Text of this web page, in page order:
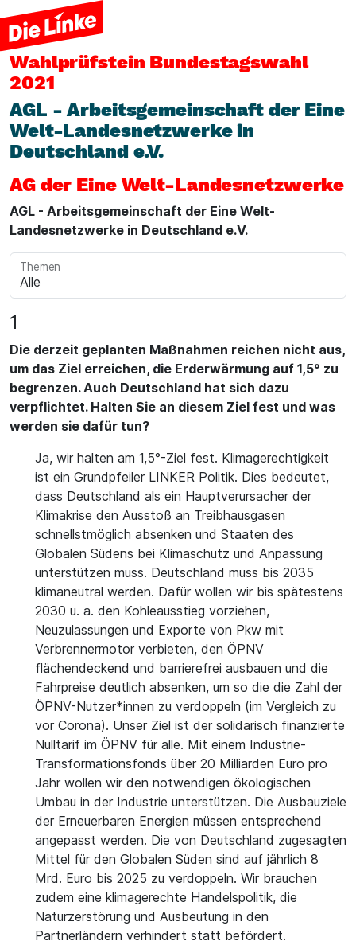
Wahlprüfstein Bundestagswahl
2021
AGL - Arbeitsgemeinschaft der Eine
Welt-Landesnetzwerke in
Deutschland e.V.
AG der Eine Welt-Landesnetzwerke
AGL - Arbeitsgemeinschaft der Eine Welt-
Landesnetzwerke in Deutschland e.V.
Themen
1
Die derzeit geplanten Maßnahmen reichen nicht aus,
um das Ziel erreichen, die Erderwärmung auf 1,5° zu
begrenzen. Auch Deutschland hat sich dazu
verpflichtet. Halten Sie an diesem Ziel fest und was
werden sie dafür tun?
Ja, wir halten am 1,5°-Ziel fest. Klimagerechtigkeit
ist ein Grundpfeiler LINKER Politik. Dies bedeutet,
dass Deutschland als ein Hauptverursacher der
Klimakrise den Ausstoß an Treibhausgasen
schnellstmöglich absenken und Staaten des
Globalen Südens bei Klimaschutz und Anpassung
unterstützen muss. Deutschland muss bis 2035
klimaneutral werden. Dafür wollen wir bis spätestens
2030 u. a. den Kohleausstieg vorziehen,
Neuzulassungen und Exporte von Pkw mit
Verbrennermotor verbieten, den ÖPNV
flächendeckend und barrierefrei ausbauen und die
Fahrpreise deutlich absenken, um so die die Zahl der
ÖPNV-Nutzer*innen zu verdoppeln (im Vergleich zu
vor Corona). Unser Ziel ist der solidarisch finanzierte
Nulltarif im ÖPNV für alle. Mit einem Industrie-
Transformationsfonds über 20 Milliarden Euro pro
Jahr wollen wir den notwendigen ökologischen
Umbau in der Industrie unterstützen. Die Ausbauziele
der Erneuerbaren Energien müssen entsprechend
angepasst werden. Die von Deutschland zugesagten
Mittel für den Globalen Süden sind auf jährlich 8
Mrd. Euro bis 2025 zu verdoppeln. Wir brauchen
zudem eine klimagerechte Handelspolitik, die
Naturzerstörung und Ausbeutung in den
Partnerländern verhindert statt befördert.